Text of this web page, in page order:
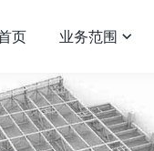
页 业务范围 